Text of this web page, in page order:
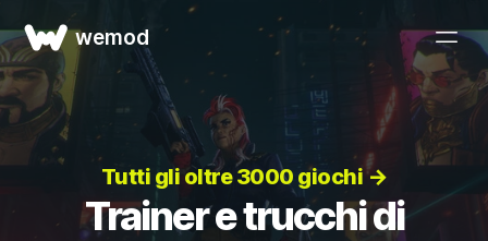
wemod
Tutti gli oltre 3000 giochi →
Trainer e trucchi di